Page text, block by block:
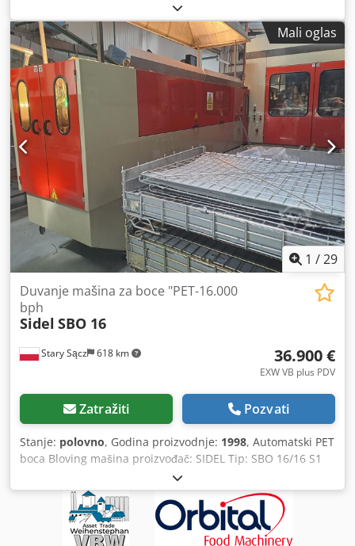
Dorf Tip: SBO 4 S1 Godina proizvodnje 1992 Kapacitet:
4.000 za boce od 1,5 L / 2 L Instalirana snaga: 150 kV
Uključuje 1,5 L kalupe Preforma hranilica Tehničko stanje:
polovna mašina, počinje, program u ispravnom stanju
Mali oglas
1 /29
Stary Sącz 618 km
Duvanje mašina za boce "PET-16.000
bph
Sidel SBO 16
36.900 €
EXW VB plus PDV
Zatražiti Pozvati
Stanje: polovno, Godina proizvodnje: 1998, Automatski PET
boca Bloving mašina proizvođač: SIDEL Tip: SBO 16/16 S1
Godina proizvodnje 1998 Kapacitet: 16.000 za boce od 1,5 L
i do 19.000 bph za boce od 0,5 L Instalirana snaga: 347 kV
Uključuje 1,5 L kalupe Preforma hranilica Čiler čiler
Credpfx Asutni Rel Dof Tehničko stanje: mašina se koristi,
funkcionalna do demontaže. Mašina je trenutno